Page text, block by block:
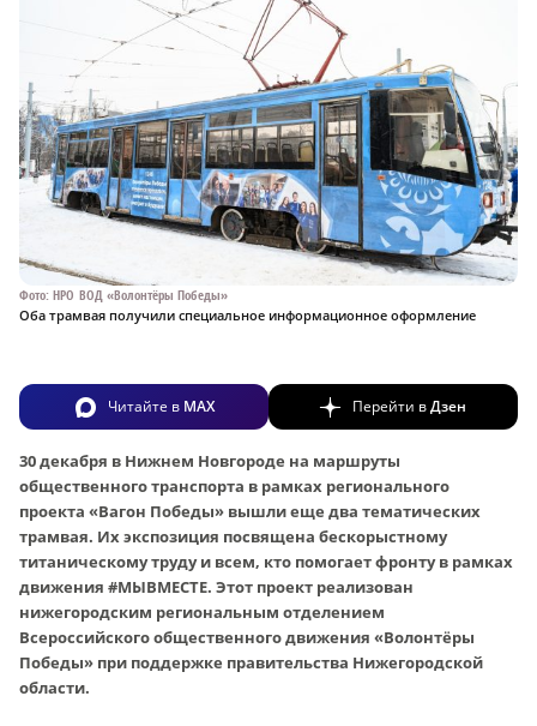
Фото: НРО ВОД «Волонтёры Победы»
Оба трамвая получили специальное информационное оформление
Читайте в MAX Перейти вДзен
30 декабря в Нижнем Новгороде на маршруты
общественного транспорта в рамках регионального
проекта «Вагон Победы» вышли еще два тематических
трамвая. Их экспозиция посвящена бескорыстному
титаническому труду и всем, кто помогает фронту в рамках
движения #МЫВМЕСТЕ. Этот проект реализован
нижегородским региональным отделением
Всероссийского общественного движения «Волонтёры
Победы» при поддержке правительства Нижегородской
области.